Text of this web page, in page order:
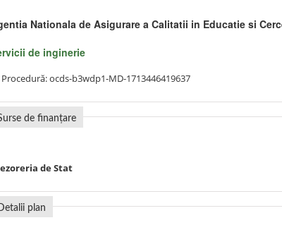
Nationala de Asigurare a Calitatii in Educatie si
de inginerie
Procedură:ocds-b3wdp1-MD-1713446419637
de finanțare
de Stat
plan